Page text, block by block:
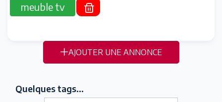
meuble tv
AJOUTER UNE ANNONCE
Quelques tags...